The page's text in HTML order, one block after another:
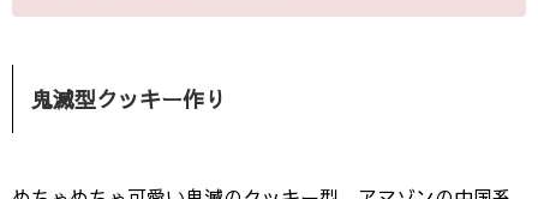
鬼滅型クッキー作り